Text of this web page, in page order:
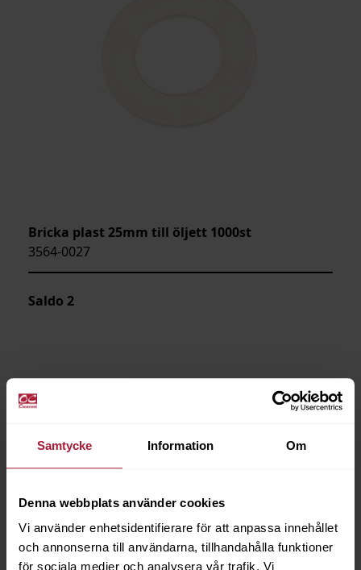
Samtycke Information Om
Denna webbplats använder cookies
Vi använder enhetsidentifierare för att anpassa innehållet
och annonserna till användarna, tillhandahålla funktioner
för sociala medier och analysera vår trafik. Vi
Bricka plast 25mm till öljett 1000st
3564-0027
Saldo 2